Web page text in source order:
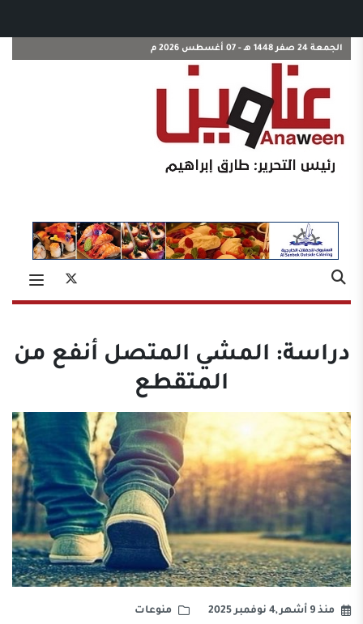
الجمعة 24 صفر 1448 هـ - 07 أغسطس 2026 م
دراسة: المشي المتصل أنفع من
المتقطع
منذ 9 أشهر ,4 نوفمبر 2025 منوعات